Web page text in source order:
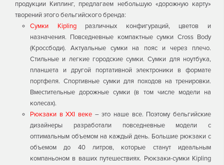
продукции Киплинг, предлагаем небольшую «дорожную карту»
творений этого бельгийского бренда:
Сумки Kiplingразличных конфигураций, цветов и
назначения. Повседневные компактные сумки Cross Body
(Кроссбоди). Актуальные сумки на пояс и через плечо.
Стильные и легкие городские сумки. Сумки для ноутбука,
планшета и другой портативной электроники в формате
портфеля. Спортивные сумки для походов на тренировки.
Вместительные дорожные сумки (в том числе модели на
колесах).
Рюкзаки в ХXI веке – это наше все. Поэтому бельгийские
дизайнеры разработали повседневные модели с
оптимальным объемом на каждый день. Большие рюкзаки с
объемом до 40 литров, которые станут идеальным
компаньоном в ваших путешествиях. Рюкзаки-сумки Kipling